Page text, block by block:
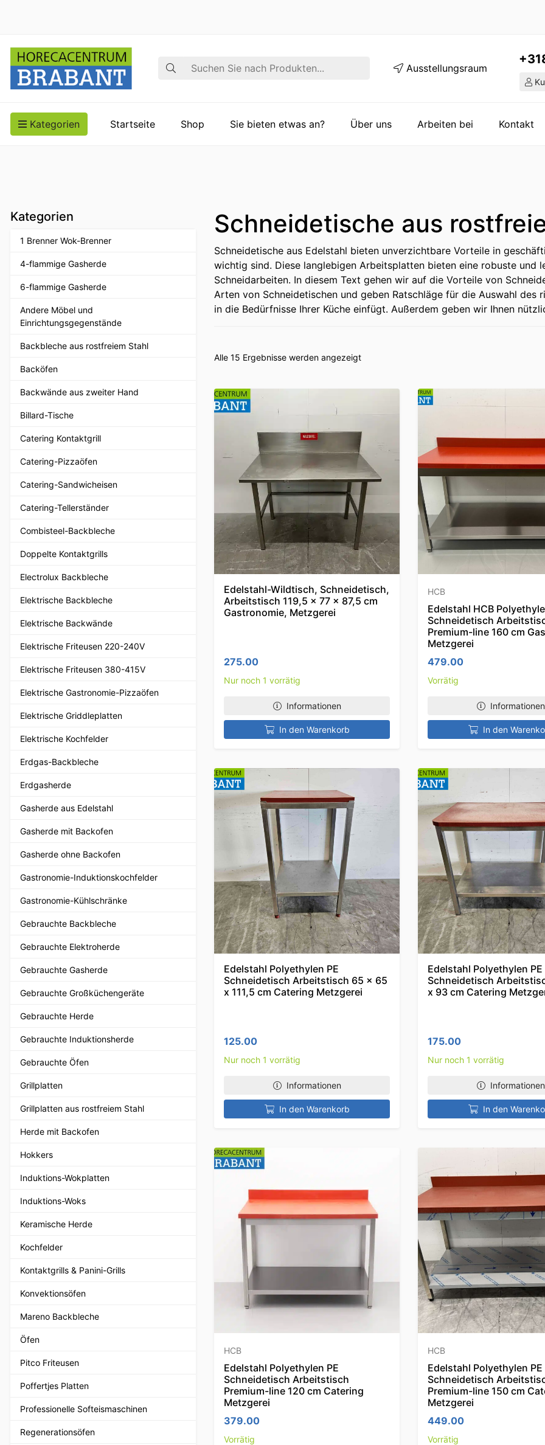
Suche Ausstellungsraum
Kategorien Startseite Shop Sie bieten etwas an? Über uns Arbeiten bei Kontakt
Kategorien
1 Brenner Wok-Brenner
4-flammige Gasherde
6-flammige Gasherde
Andere Möbel und
Einrichtungsgegenstände
Backbleche aus rostfreiem Stahl
Backöfen
Backwände aus zweiter Hand
Billard-Tische
Catering Kontaktgrill
Catering-Pizzaöfen
Catering-Sandwicheisen
Catering-Tellerständer
Combisteel-Backbleche
Doppelte Kontaktgrills
Electrolux Backbleche
Elektrische Backbleche
Elektrische Backwände
Elektrische Friteusen 220-240V
Elektrische Friteusen 380-415V
Elektrische Gastronomie-Pizzaöfen
Elektrische Griddleplatten
Elektrische Kochfelder
Erdgas-Backbleche
Erdgasherde
Gasherde aus Edelstahl
Gasherde mit Backofen
Gasherde ohne Backofen
Gastronomie-Induktionskochfelder
Gastronomie-Kühlschränke
Gebrauchte Backbleche
Gebrauchte Elektroherde
Gebrauchte Gasherde
Gebrauchte Großküchengeräte
Gebrauchte Herde
Gebrauchte Induktionsherde
Gebrauchte Öfen
Grillplatten
Grillplatten aus rostfreiem Stahl
Herde mit Backofen
Hokkers
Induktions-Wokplatten
Induktions-Woks
Keramische Herde
Kochfelder
Kontaktgrills & Panini-Grills
Konvektionsöfen
Mareno Backbleche
Öfen
Pitco Friteusen
Poffertjes Platten
Professionelle Softeismaschinen
Regenerationsöfen
Schneidetische aus
Schneidetische aus Edelstahl bieten unverzichtbare Vorteile in
wichtig sind. Diese langlebigen Arbeitsplatten bieten eine robuste und
Schneidarbeiten. In diesem Text gehen wir auf die Vorteile von
Arten von Schneidetischen und geben Ratschläge für die Auswahl des
in die Bedürfnisse Ihrer Küche einfügt. Außerdem geben wir Ihnen
Alle 15 Ergebnisse werden angezeigt
Edelstahl-Wildtisch, Schneidetisch,
Arbeitstisch 119,5 x 77 x 87,5 cm
Gastronomie, Metzgerei
275.00
Nur noch 1 vorrätig
Informationen
In den Warenkorb
HCB
Edelstahl HCB
Schneidetisch
Premium-line 160 cm
Metzgerei
479.00
Vorrätig
Informationen
In den
Edelstahl Polyethylen PE
Schneidetisch Arbeitstisch 65 x 65
x 111,5 cm Catering Metzgerei
125.00
Nur noch 1 vorrätig
Informationen
In den Warenkorb
Edelstahl Polyethylen PE
Schneidetisch
x 93 cm Catering
175.00
Nur noch 1 vorrätig
Informationen
In den
HCB
Edelstahl Polyethylen PE
Schneidetisch Arbeitstisch
Premium-line 120 cm Catering
Metzgerei
379.00
Vorrätig
HCB
Edelstahl Polyethylen PE
Schneidetisch
Premium-line 150 cm
Metzgerei
449.00
Vorrätig